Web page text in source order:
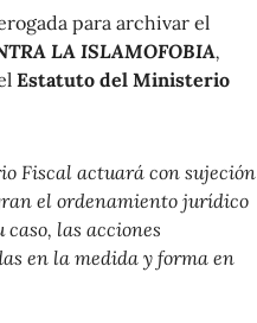
para archivar el
LA ISLAMOFOBIA,
Estatuto del Ministerio
Fiscal actuará con sujeción
el ordenamiento jurídico
las acciones
en la medida y forma en